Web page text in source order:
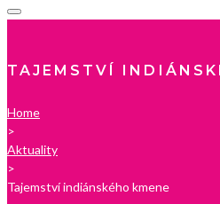
TAJEMSTVÍ
Home
>
Aktuality
>
Tajemství indiánského kmene